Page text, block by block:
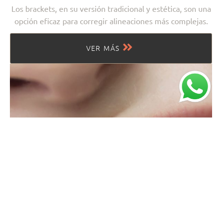
Los brackets, en su versión tradicional y estética, son una
opción eficaz para corregir alineaciones más complejas.
VER MÁS